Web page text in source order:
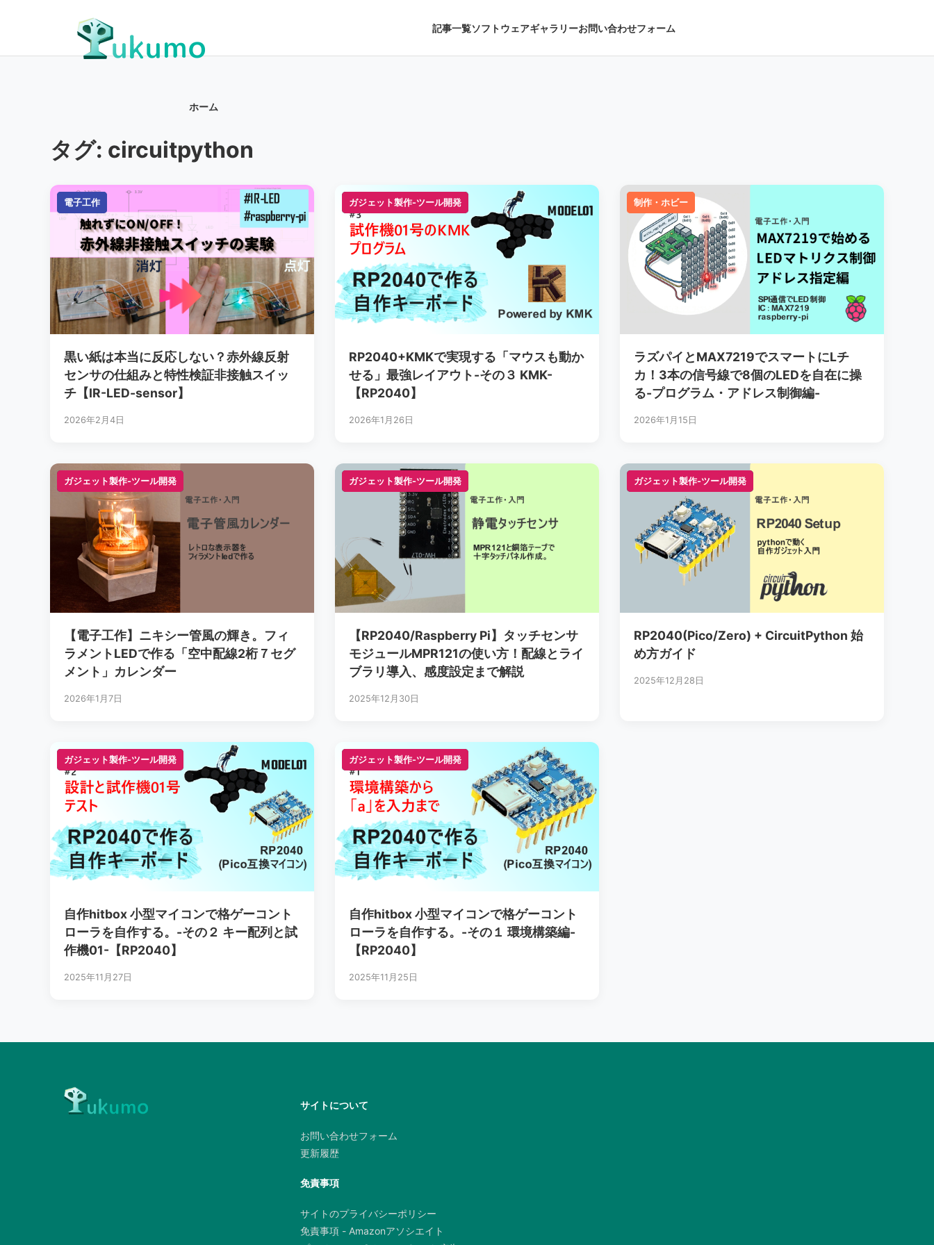
記事一覧ソフトウェアギャラリーお問い合わせフォーム
ホーム
タグ: circuitpython
電子工作
電子工作
黒い紙は本当に反応しない？赤外線反射
センサの仕組みと特性検証非接触スイッ
チ【IR-LED-sensor】
2026年2月4日
ガジェット製作-ツール開発
ガジェット製作-ツール開発
RP2040+KMKで実現する「マウスも動か
せる」最強レイアウト-その３ KMK-
【RP2040】
2026年1月26日
制作・ホビー
制作・ホビー
ラズパイとMAX7219でスマートにLチ
カ！3本の信号線で8個のLEDを自在に操
る-プログラム・アドレス制御編-
2026年1月15日
ガジェット製作-ツール開発
ガジェット製作-ツール開発
【電子工作】ニキシー管風の輝き。フィ
ラメントLEDで作る「空中配線2桁７セグ
メント」カレンダー
2026年1月7日
ガジェット製作-ツール開発
ガジェット製作-ツール開発
【RP2040/Raspberry Pi】タッチセンサ
モジュールMPR121の使い方！配線とライ
ブラリ導入、感度設定まで解説
2025年12月30日
ガジェット製作-ツール開発
ガジェット製作-ツール開発
RP2040(Pico/Zero) + CircuitPython 始
め方ガイド
2025年12月28日
ガジェット製作-ツール開発
ガジェット製作-ツール開発
自作hitbox 小型マイコンで格ゲーコント
ローラを自作する。-その２ キー配列と試
作機01-【RP2040】
2025年11月27日
ガジェット製作-ツール開発
ガジェット製作-ツール開発
自作hitbox 小型マイコンで格ゲーコント
ローラを自作する。-その１ 環境構築編-
【RP2040】
2025年11月25日
サイトについて
お問い合わせフォーム
更新履歴
免責事項
サイトのプライバシーポリシー
免責事項 - Amazonアソシエイト